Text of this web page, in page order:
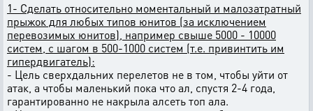
1- Сделать относительно моментальный и малозатратный
прыжок для любых типов юнитов (за исключением
перевозимых юнитов), например свыше 5000 - 10000
систем, с шагом в 500-1000 систем (т.е. привинтить им
гипердвигатель):
- Цель сверхдальних перелетов не в том, чтобы уйти от
атак, а чтобы маленький пока что ал, спустя 2-4 года,
гарантированно не накрыла алсеть топ ала.